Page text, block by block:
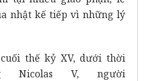
nhật kế tiếp vì những lý
thế kỷ XV, dưới thời
Nicolas V, người